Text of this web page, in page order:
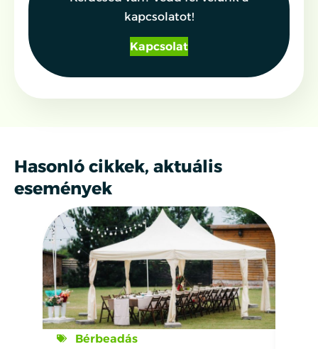
kapcsolatot!
Kapcsolat
Hasonló cikkek, aktuális
események
Bérbeadás